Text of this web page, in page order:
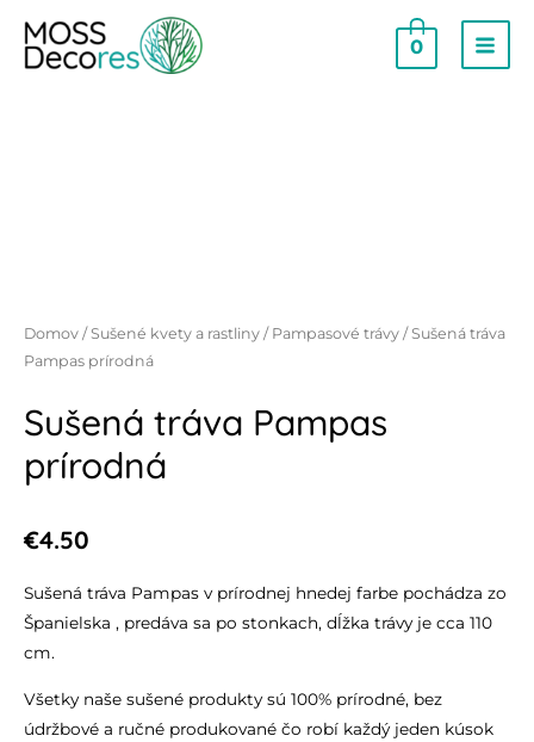
0
Domov /Sušené kvety a rastliny / Pampasové trávy / Sušená tráva
Pampas prírodná
Sušená tráva Pampas
prírodná
€4.50
Sušená tráva Pampas v prírodnej hnedej farbe pochádza zo
Španielska , predáva sa po stonkach, dĺžka trávy je cca 110
cm.
Všetky naše sušené produkty sú 100% prírodné, bez
údržbové a ručné produkované čo robí každý jeden kúsok